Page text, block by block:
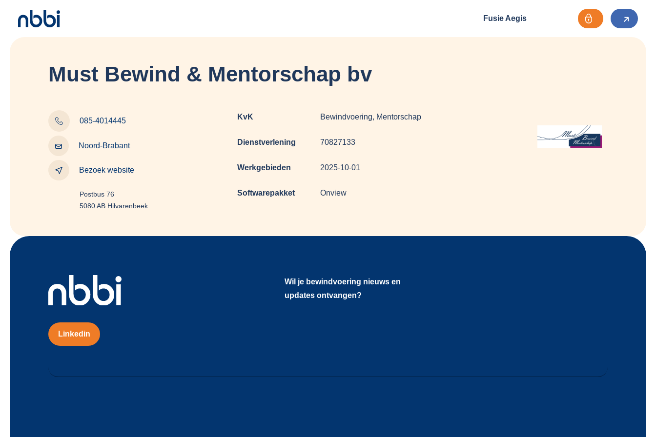
Fusie Aegis
Must Bewind & Mentorschap bv
085-4014445
Noord-Brabant
Bezoek website
Postbus 76
5080 AB Hilvarenbeek
KvK Bewindvoering, Mentorschap
Dienstverlening 70827133
Werkgebieden 2025-10-01
Softwarepakket Onview
Linkedin
Wil je bewindvoering nieuws en
updates ontvangen?